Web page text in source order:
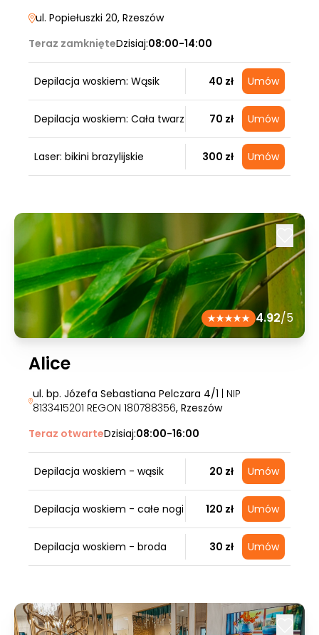
ul. Popiełuszki 20, Rzeszów
Teraz zamknięteDzisiaj:08:00-14:00
Depilacja woskiem: Wąsik 40 zł Umów
Depilacja woskiem: Cała twarz 70 zł Umów
Laser: bikini brazylijskie 300 zł Umów
4.92/5
Alice
ul. bp. Józefa Sebastiana Pelczara 4/1 | NIP
8133415201 REGON 180788356, Rzeszów
Teraz otwarteDzisiaj:08:00-16:00
Depilacja woskiem - wąsik 20 zł Umów
Depilacja woskiem - całe nogi 120 zł Umów
Depilacja woskiem - broda 30 zł Umów